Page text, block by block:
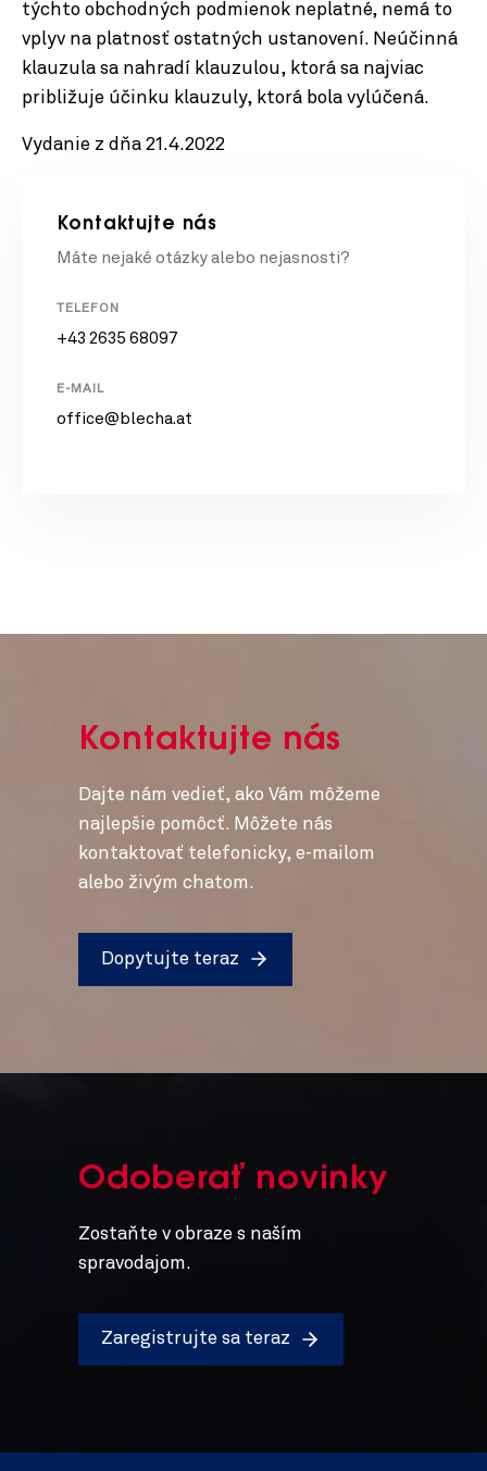
týchto obchodných podmienok neplatné, nemá to
vplyv na platnosť ostatných ustanovení. Neúčinná
klauzula sa nahradí klauzulou, ktorá sa najviac
približuje účinku klauzuly, ktorá bola vylúčená.
Vydanie z dňa 21.4.2022
Kontaktujte nás
Máte nejaké otázky alebo nejasnosti?
TELEFON
+43 2635 68097
E-MAIL
office@blecha.at
Kontaktujte nás
Dajte nám vedieť, ako Vám môžeme
najlepšie pomôcť. Môžete nás
kontaktovať telefonicky, e-mailom
alebo živým chatom.
Dopytujte teraz
Odoberať novinky
Zostaňte v obraze s naším
spravodajom.
Zaregistrujte sa teraz